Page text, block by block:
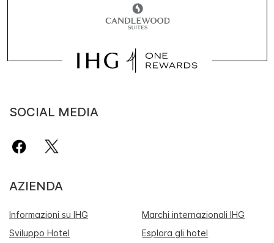
SOCIAL MEDIA
AZIENDA
Informazioni su IHG
Marchi internazionali IHG
Sviluppo Hotel
Esplora gli hotel